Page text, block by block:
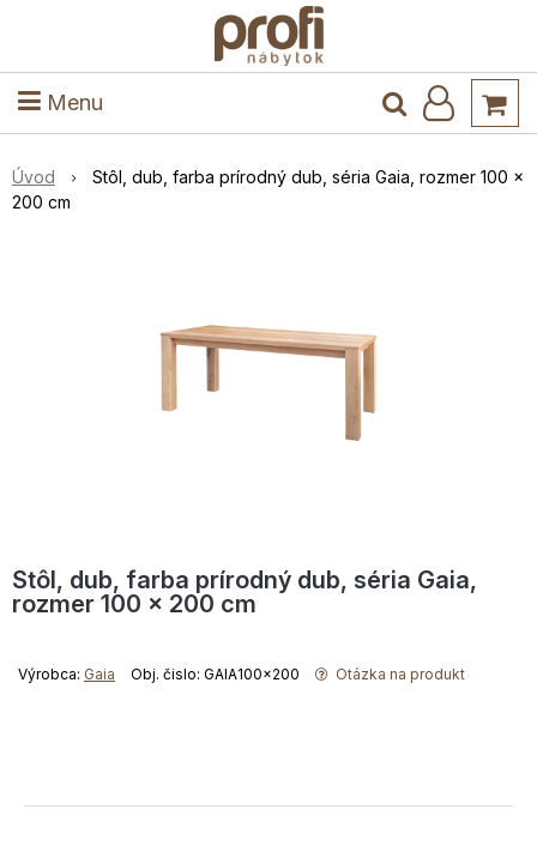
Menu
Kuchyňa a jedáleň
Úvod
Stôl, dub, farba prírodný dub, séria Gaia, rozmer 100 x
200 cm
Stôl, dub, farba prírodný dub, séria Gaia,
rozmer 100 x 200 cm
Výrobca: Gaia Obj. čislo: GAIA100x200 Otázka na produkt